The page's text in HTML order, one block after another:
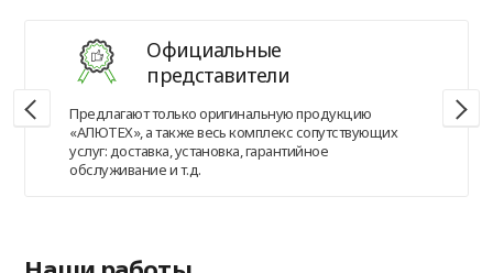
Официальные
представители
Предлагают только оригинальную продукцию
«АЛЮТЕХ», а также весь комплекс сопутствующих
услуг: доставка, установка, гарантийное
обслуживание и т.д.